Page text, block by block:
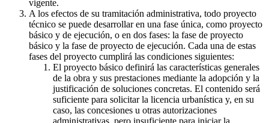
vigente.
A los efectos de su tramitación administrativa, todo proyecto
técnico se puede desarrollar en una fase única, como proyecto
básico y de ejecución, o en dos fases: la fase de proyecto
básico y la fase de proyecto de ejecución. Cada una de estas
fases del proyecto cumplirá las condiciones siguientes:
El proyecto básico definirá las características generales
de la obra y sus prestaciones mediante la adopción y la
justificación de soluciones concretas. El contenido será
suficiente para solicitar la licencia urbanística y, en su
caso, las concesiones u otras autorizaciones
administrativas, pero insuficiente para iniciar la